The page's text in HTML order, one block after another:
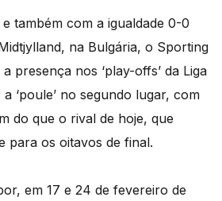
também com a igualdade 0-0
na Bulgária, o Sporting
presença nos ‘play-offs’ da Liga
‘poule’ no segundo lugar, com
do que o rival de hoje, que
para os oitavos de final.
em 17 e 24 de fevereiro de